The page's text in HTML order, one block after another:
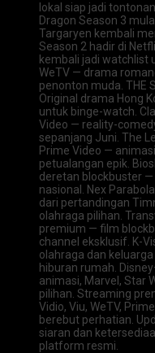
lokal siap jadi
Dragon Season 3
Targaryen kembali
Season 2 hadir di
kembali jadi watchlist
WeTV — drama
penonton muda. THE
Original drama Hong
untuk binge-watch.
Video — reality-
sepanjang Juni. The
Prime Video —
petualangan epik.
deretan blockbuster
nasional. Nex
dari pertandingan
olahraga pilihan.
premium — film
channel eksklusif. K-
olahraga dan
hiburan rumah.
animasi, Marvel, Star
pilihan. Streaming
Vidio, Viu, WeTV,
berebut perhatian.
siaran dan
platform resmi.